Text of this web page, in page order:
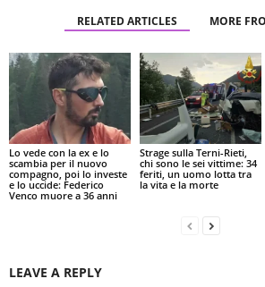
RELATED ARTICLES MORE
Lo vede con la ex e lo
scambia per il nuovo
compagno, poi lo investe
e lo uccide: Federico
Venco muore a 36 anni
Strage sulla Terni-Rieti,
chi sono le sei vittime: 34
feriti, un uomo lotta tra
la vita e la morte
LEAVE A REPLY